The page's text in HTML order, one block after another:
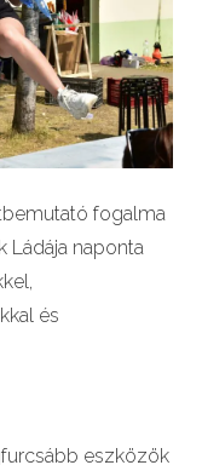
fogalma
Ládája naponta
és
eszközök